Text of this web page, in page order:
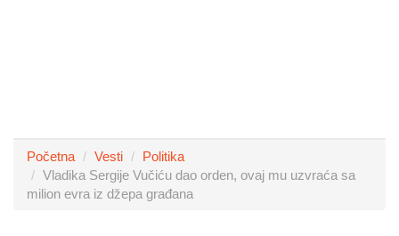
Početna Vesti
Politika
Vladika Sergije Vučiću dao orden, ovaj mu uzvraća sa
milion evra iz džepa građana